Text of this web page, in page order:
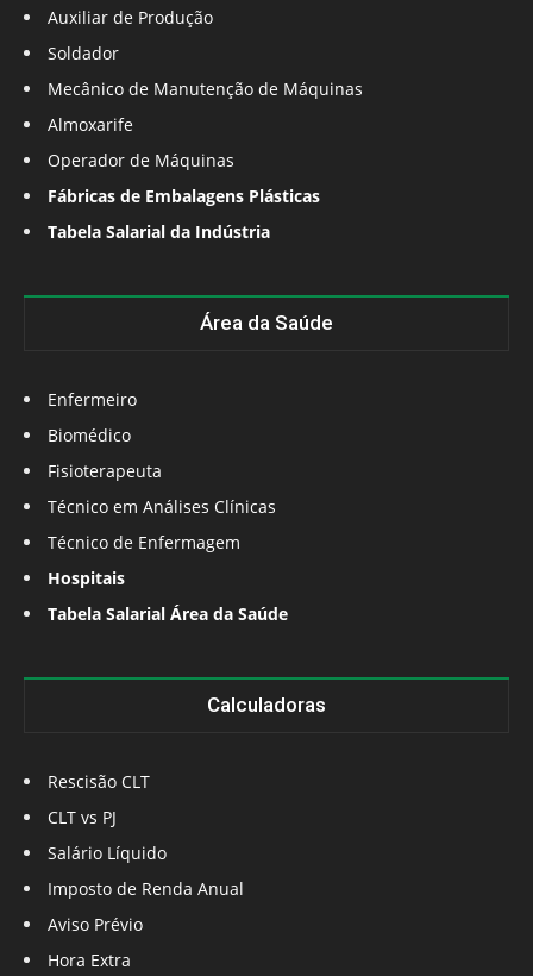
Auxiliar de Produção
Soldador
Mecânico de Manutenção de Máquinas
Almoxarife
Operador de Máquinas
Fábricas de Embalagens Plásticas
Tabela Salarial da Indústria
Área da Saúde
Enfermeiro
Biomédico
Fisioterapeuta
Técnico em Análises Clínicas
Técnico de Enfermagem
Hospitais
Tabela Salarial Área da Saúde
Calculadoras
Rescisão CLT
CLT vs PJ
Salário Líquido
Imposto de Renda Anual
Aviso Prévio
Hora Extra